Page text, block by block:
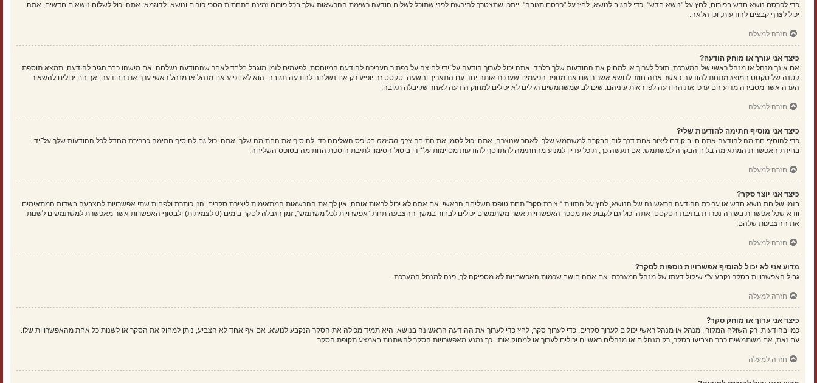
כדי לפרסם נושא חדש בפורום, לחץ על "נושא חדש". כדי להגיב לנושא, לחץ על "פרסם תגובה". ייתכן שתצטרך להירשם לפני שתוכל לשלוח הודעה.רשימת ההרשאות שלך בכל פורום זמינה בתחתית מסכי פורום ונושא. לדוגמא: אתה יכול לשלוח נושאים חדשים, אתה
יכול לצרף קבצים להודעות, וכן הלאה.
חזרה למעלה
כיצד אני עורך או מוחק הודעה?
אם אינך מנהל או מנהל ראשי של המערכת, תוכל לערוך או למחוק את ההודעות שלך בלבד. אתה יכול לערוך הודעה על־ידי לחיצה על כפתור העריכה להודעה המיוחסת, לפעמים לזמן מוגבל בלבד לאחר שההודעה נשלחה. אם מישהו כבר הגיב להודעה, תמצא תוספת
קטנה של טקסט המוצג מתחת להודעה כאשר אתה חוזר לנושא אשר רושם את מספר הפעמים שערכת אותה יחד עם התאריך והשעה. טקסט זה יופיע רק אם נשלחה להודעה תגובה. הוא לא יופיע אם מנהל או מנהל ראשי ערך את ההודעה, אך הם יכולים להשאיר
הערה אשר מסבירה מדוע הם ערכו את ההודעה לפי ראות עיניהם. שים לב שמשתמשים רגילים לא יכולים למחוק הודעה לאחר שקיבלה תגובה.
חזרה למעלה
כיצד אני מוסיף חתימה להודעות שלי?
כדי להוסיף חתימה להודעה אתה חייב קודם ליצור אחת דרך לוח הבקרה למשתמש שלך. לאחר שנוצרה, אתה יכול לסמן את התיבה צרף חתימה בטופס השליחה כדי להוסיף את החתימה שלך. אתה יכול גם להוסיף חתימה כברירת מחדל לכל ההודעות שלך על־ידי
בחירת האפשרות המתאימה בלוח הבקרה למשתמש. אם תעשה כך, תוכל עדיין למנוע מהחתימה להתווסף להודעות מסוימות על־ידי ביטול הסימון לתיבת הוספת החתימה בטופס השליחה.
חזרה למעלה
כיצד אני יוצר סקר?
בזמן שליחת נושא חדש או עריכת ההודעה הראשונה של הנושא, לחץ על התווית “יצירת סקר” תחת טופס השליחה הראשי. אם אתה לא יכול לראות אותה, אין לך את ההרשאות המתאימות ליצירת סקרים. הזן כותרת ולפחות שתי אפשרויות להצבעה בשדות המתאימים
וודא שכל אפשרות בשורה נפרדת בתיבת הטקסט. אתה יכול גם לקבוע את מספר האפשרויות אשר משתמשים יכולים לבחור במשך ההצבעה תחת “אפשרויות לכל משתמש”, זמן הגבלה לסקר בימים (0 לצמיתות) ולבסוף האפשרות אשר מאפשרת למשתמשים לשנות
את ההצבעות שלהם.
חזרה למעלה
מדוע אני לא יכול להוסיף אפשרויות נוספות לסקר?
גבול האפשרויות בסקר נקבע ע"י שיקול דעתו של מנהל המערכת. אם אתה חושב שכמות האפשרויות לא מספיקה לך, פנה למנהל המערכת.
חזרה למעלה
כיצד אני ערוך או מוחק סקר?
כמו בהודעות, רק השולח המקורי, מנהל או מנהל ראשי יכולים לערוך סקרים. כדי לערוך סקר, לחץ כדי לערוך את ההודעה הראשונה בנושא. היא תמיד מכילה את הסקר הנקבע לנושא. אם אף אחד לא הצביע, ניתן למחוק את הסקר או לשנות כל אחת מהאפשרויות שלו.
עם זאת, אם משתמשים כבר הצביעו בסקר, רק מנהלים או מנהלים ראשיים יכולים לערוך או למחוק אותו. כך נמנע מאפשרויות הסקר להשתנות באמצע תקופת הסקר.
חזרה למעלה